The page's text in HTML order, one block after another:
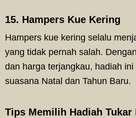
15. Hampers Kue Kering
Hampers kue kering selalu
yang tidak pernah salah.
dan harga terjangkau, hadiah
suasana Natal dan Tahun Baru.
Tips Memilih Hadiah Tukar